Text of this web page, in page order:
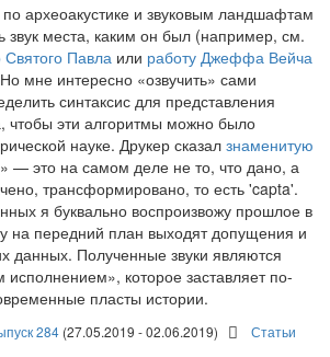
по археоакустике и звуковым ландшафтам
звук места, каким он был (например, см.
Павла или работу Джеффа Вейча
мне интересно «озвучить» сами
синтаксис для представления
чтобы эти алгоритмы можно было
науке. Друкер сказал знаменитую
— это на самом деле не то, что дано, а
трансформировано, то есть 'capta'.
я буквально воспроизвожу прошлое в
на передний план выходят допущения и
данных. Полученные звуки являются
которое заставляет по-
пласты истории.
284 (27.05.2019 - 02.06.2019) Статьи